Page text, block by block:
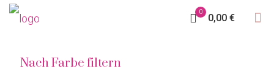
0
0,00 €
Nach Farbe filtern